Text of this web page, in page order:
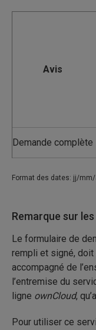
Avis
Demande complète
Format des dates: jj/
Remarque sur
Le formulaire de
rempli et signé,
accompagné de
l’entremise du
ligne ownCloud,
Pour utiliser ce